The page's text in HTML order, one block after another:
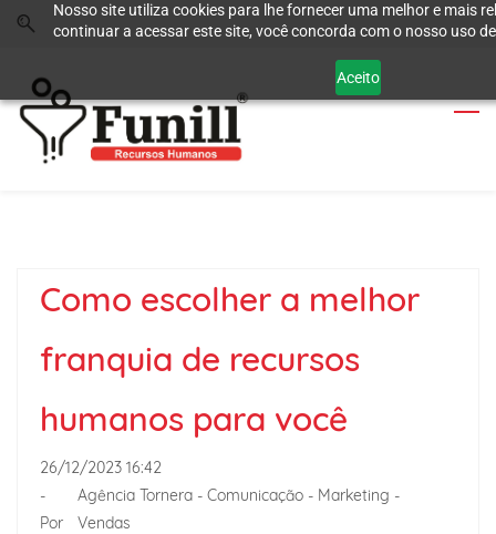
Nosso site utiliza cookies para lhe fornecer uma melhor e mais
continuar a acessar este site, você concorda com o nosso uso
Aceito
Skip
search
Skip
main
content
Como escolher a melhor
franquia de recursos
humanos para você
26/12/2023 16:42
-
Por
Agência Tornera - Comunicação - Marketing -
Vendas